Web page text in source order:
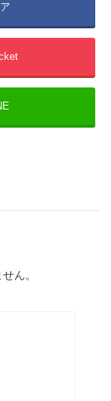
ん。